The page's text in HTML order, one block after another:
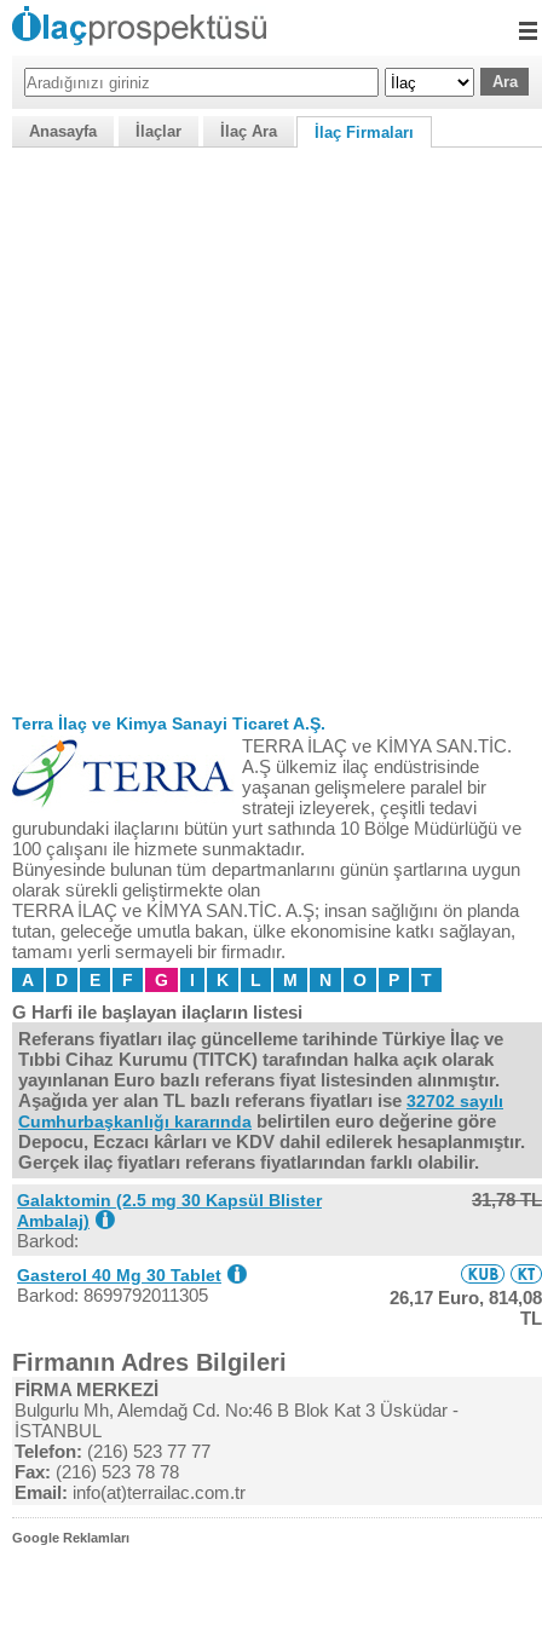
Anasayfa İlaçlar İlaç Ara İlaç Firmaları
Terra İlaç ve Kimya Sanayi Ticaret A.Ş.
TERRA İLAÇ ve KİMYA SAN.TİC.
A.Ş ülkemiz ilaç endüstrisinde
yaşanan gelişmelere paralel bir
strateji izleyerek, çeşitli tedavi
gurubundaki ilaçlarını bütün yurt sathında 10 Bölge Müdürlüğü ve
100 çalışanı ile hizmete sunmaktadır.
Bünyesinde bulunan tüm departmanlarını günün şartlarına uygun
olarak sürekli geliştirmekte olan
TERRA İLAÇ ve KİMYA SAN.TİC. A.Ş; insan sağlığını ön planda
tutan, geleceğe umutla bakan, ülke ekonomisine katkı sağlayan,
tamamı yerli sermayeli bir firmadır.
A D E F G I K L M N O P T
G Harfi ile başlayan ilaçların listesi
Referans fiyatları ilaç güncelleme tarihinde Türkiye İlaç ve
Tıbbi Cihaz Kurumu (TITCK) tarafından halka açık olarak
yayınlanan Euro bazlı referans fiyat listesinden alınmıştır.
Aşağıda yer alan TL bazlı referans fiyatları ise 32702 sayılı
Cumhurbaşkanlığı kararında belirtilen euro değerine göre
Depocu, Eczacı kârları ve KDV dahil edilerek hesaplanmıştır.
Gerçek ilaç fiyatları referans fiyatlarından farklı olabilir.
Galaktomin (2.5 mg 30 Kapsül Blister
Ambalaj)
Barkod:
31,78 TL
Gasterol 40 Mg 30 Tablet
Barkod: 8699792011305 26,17 Euro, 814,08
TL
Firmanın Adres Bilgileri
FİRMA MERKEZİ
Bulgurlu Mh, Alemdağ Cd. No:46 B Blok Kat 3 Üsküdar -
İSTANBUL
Telefon: (216) 523 77 77
Fax: (216) 523 78 78
Email: info(at)terrailac.com.tr
Google Reklamları